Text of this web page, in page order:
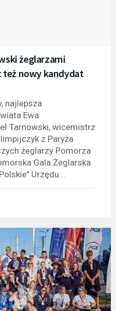
żeglarzami
też nowy kandydat
najlepsza
Ewa
Tarnowski, wicemistrz
z Paryża
żeglarzy Pomorza
Gala Żeglarska
Urzędu...